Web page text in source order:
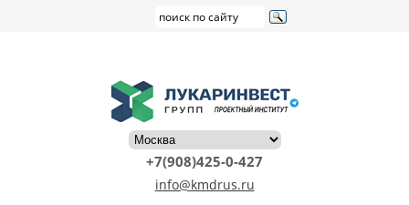
+7(908)425-0-427
info@kmdrus.ru